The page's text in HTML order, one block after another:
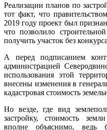
Реализации планов по
тот факт, что
2019 году проект был
что позволило
получить участок без
А перед подписанием
администрацией
использования этой
внесены изменения в
кадастровая стоимость
Но везде, где вид
застройку, стоимость
вполне объяснимо, ведь